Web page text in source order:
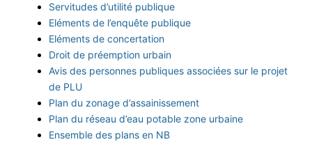
Servitudes d’utilité publique
Eléments de l’enquête publique
Eléments de concertation
Droit de préemption urbain
Avis des personnes publiques associées sur le projet
de PLU
Plan du zonage d’assainissement
Plan du réseau d’eau potable zone urbaine
Ensemble des plans en NB